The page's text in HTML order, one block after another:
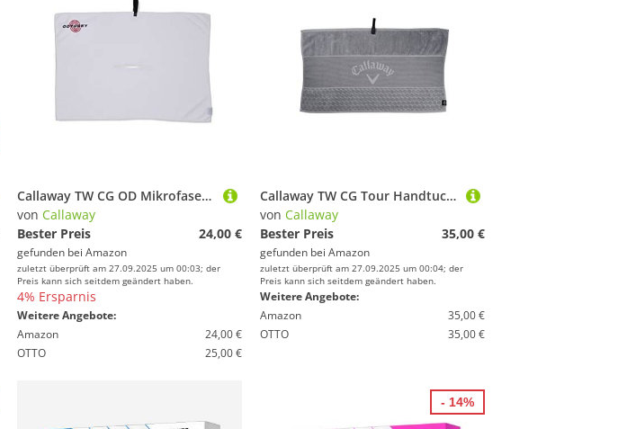
Callaway TW CG OD Mikrofaser-Handtuch WHT 23
von Callaway
Bester Preis
24,00 €
gefunden bei Amazon
zuletzt überprüft am 27.09.2025 um 00:03; der
Preis kann sich seitdem geändert haben.
4% Ersparnis
Weitere Angebote:
Amazon
24,00 €
OTTO
25,00 €
Callaway TW CG Tour Handtuch SVR 23
von Callaway
Bester Preis
35,00 €
gefunden bei Amazon
zuletzt überprüft am 27.09.2025 um 00:04; der
Preis kann sich seitdem geändert haben.
Weitere Angebote:
Amazon
35,00 €
OTTO
35,00 €
- 14%